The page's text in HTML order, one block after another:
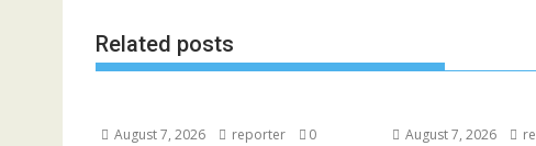
k p
Related posts
August 7, 2026 reporter 0 August 7, 2026